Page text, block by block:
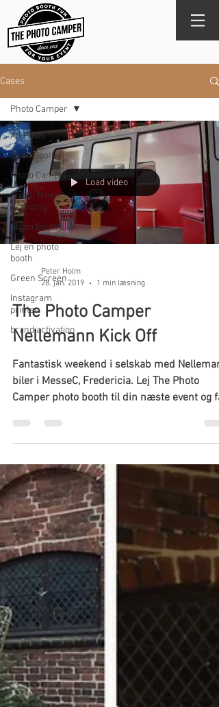
Cases
All Posts
Open Booth
Photo Camper
Social Media
Branding
Photo Booth
Lej en photo
booth
Green Screen
Instagram
printer
brand activation
Photo Camper
Load video
Peter Holm
28. jan. 2019
1 min læsning
The Photo Camper
Nellemann Kick Off
Fantastisk weekend i selskab med
biler i MesseC, Fredericia. Lej The Photo
Camper photo booth til din næste event og få